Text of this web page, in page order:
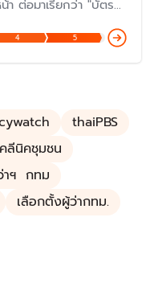
า ต่อมาเรียกว่า "บัตร
องแก้ไขกันต่อไป โดย
ดการ แม้ว่าเป็นหนึ่งใน
4 5
thaiPBS
คลีนิคชุมชน
าฯ กทม
เลือกตั้งผู้ว่ากทม.